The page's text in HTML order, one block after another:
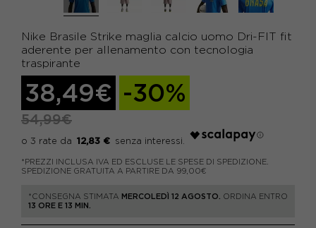
Nike Brasile Strike maglia calcio uomo Dri-FIT fit
aderente per allenamento con tecnologia
traspirante
38,49€ -30%
54,99€
12,83 €
*PREZZI INCLUSA IVA ED ESCLUSE LE SPESE DI SPEDIZIONE.
SPEDIZIONE GRATUITA A PARTIRE DA 99,00€
*CONSEGNA STIMATA MERCOLEDÌ 12 AGOSTO.
ORDINA ENTRO
13 ORE E 13 MIN.